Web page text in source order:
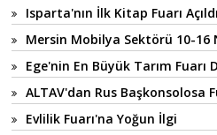
Isparta'nın İlk Kitap Fuarı Açıldı
Mersin Mobilya Sektörü 10-16
Ege'nin En Büyük Tarım Fuarı
ALTAV'dan Rus Başkonsolosa
Evlilik Fuarı'na Yoğun İlgi